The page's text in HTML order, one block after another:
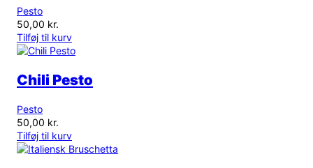
Pesto
50,00 kr.
Tilføj til kurv
Chili Pesto
Pesto
50,00 kr.
Tilføj til kurv